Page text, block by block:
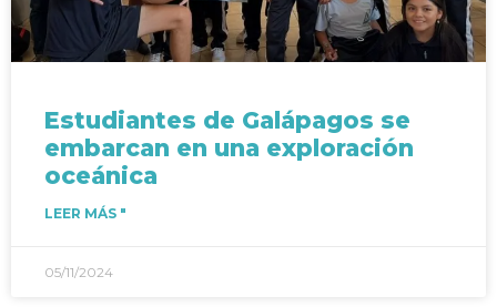
Estudiantes de Galápagos se
embarcan en una exploración
oceánica
LEER MÁS "
05/11/2024